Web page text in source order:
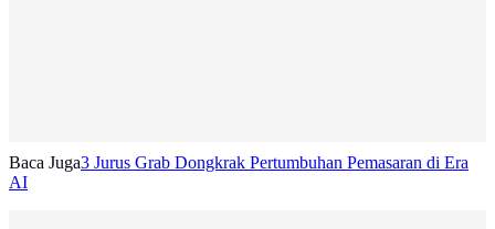
Baca Juga3 Jurus Grab Dongkrak Pertumbuhan Pemasaran di Era
AI